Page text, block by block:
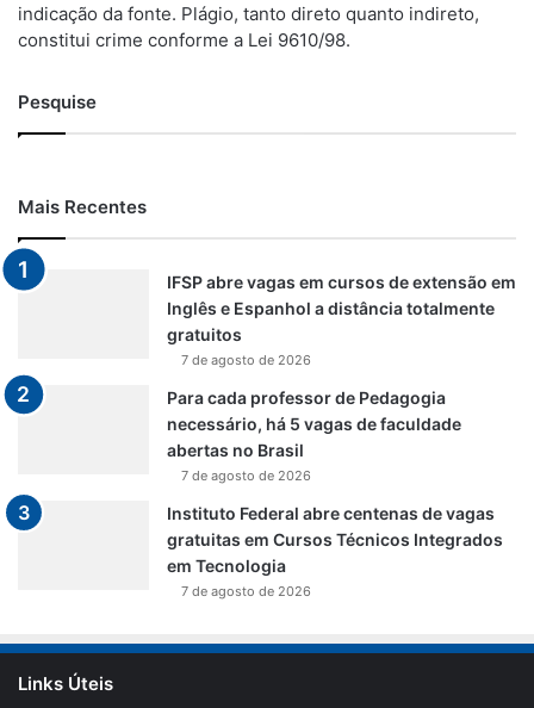
indicação da fonte. Plágio, tanto direto quanto indireto,
constitui crime conforme a Lei 9610/98.
Pesquise
Mais Recentes
IFSP abre vagas em cursos de extensão em
Inglês e Espanhol a distância totalmente
gratuitos
7 de agosto de 2026
Para cada professor de Pedagogia
necessário, há 5 vagas de faculdade
abertas no Brasil
7 de agosto de 2026
Instituto Federal abre centenas de vagas
gratuitas em Cursos Técnicos Integrados
em Tecnologia
7 de agosto de 2026
Links Úteis